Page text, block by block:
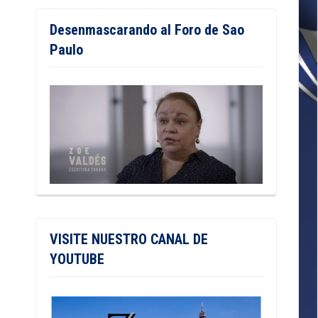
Desenmascarando al Foro de Sao
Paulo
VISITE NUESTRO CANAL DE
YOUTUBE